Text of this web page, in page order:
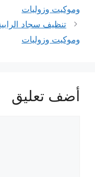
وموكيت وزوليات
وموكيت وزوليات
أضف تعليق